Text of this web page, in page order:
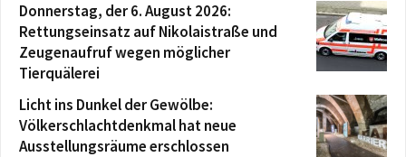
Donnerstag, der 6. August 2026:
Rettungseinsatz auf Nikolaistraße und
Zeugenaufruf wegen möglicher
Tierquälerei
Licht ins Dunkel der Gewölbe:
Völkerschlachtdenkmal hat neue
Ausstellungsräume erschlossen